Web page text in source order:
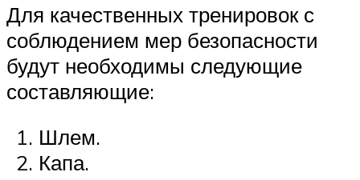
Для качественных тренировок с
соблюдением мер безопасности
будут необходимы следующие
составляющие:
Шлем.
Капа.